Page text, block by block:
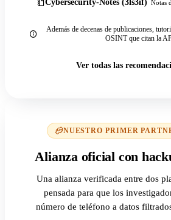
Cybersecurity-Notes (3ls3if) Notas
Además de decenas de publicaciones,
OSINT que citan la
Ver todas las
NUESTRO PRIMER
Alianza oficial con
Una alianza verificada entre dos
pensada para que los
número de teléfono a datos